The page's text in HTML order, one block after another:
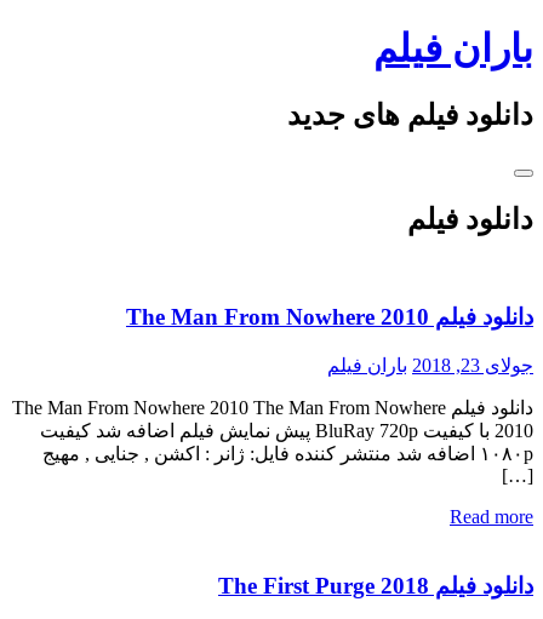
Skip
to
content
باران فیلم
دانلود فیلم های جدید
دانلود فیلم
دانلود فیلم The Man From Nowhere 2010
جولای 23, 2018 باران فیلم
دانلود فیلم The Man From Nowhere 2010 The Man From Nowhere
2010 با کیفیت BluRay 720p پیش نمایش فیلم اضافه شد کیفیت
۱۰۸۰p اضافه شد منتشر کننده فایل: ژانر : اکشن , جنایی , مهیج
[…]
Read more
دانلود فیلم The First Purge 2018